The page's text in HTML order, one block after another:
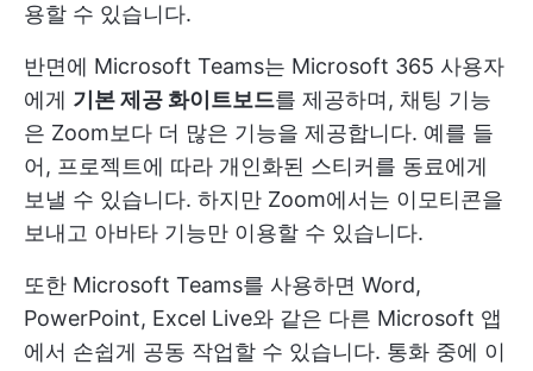
용할 수 있습니다.
반면에 Microsoft Teams는 Microsoft 365 사용자
에게 기본 제공 화이트보드를 제공하며, 채팅 기능
은 Zoom보다 더 많은 기능을 제공합니다. 예를 들
어, 프로젝트에 따라 개인화된 스티커를 동료에게
보낼 수 있습니다. 하지만 Zoom에서는 이모티콘을
보내고 아바타 기능만 이용할 수 있습니다.
또한 Microsoft Teams를 사용하면 Word,
PowerPoint, Excel Live와 같은 다른 Microsoft 앱
에서 손쉽게 공동 작업할 수 있습니다. 통화 중에 이